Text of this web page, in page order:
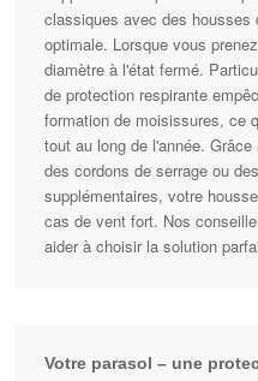
classiques avec des housses
optimale. Lorsque vous
diamètre à l'état fermé.
de protection respirante
formation de moisissures, ce
tout au long de l'année.
des cordons de serrage ou
supplémentaires, votre
cas de vent fort. Nos
aider à choisir la solution
Votre parasol – une